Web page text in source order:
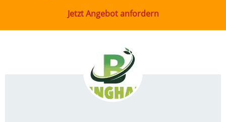
Jetzt Angebot anfordern